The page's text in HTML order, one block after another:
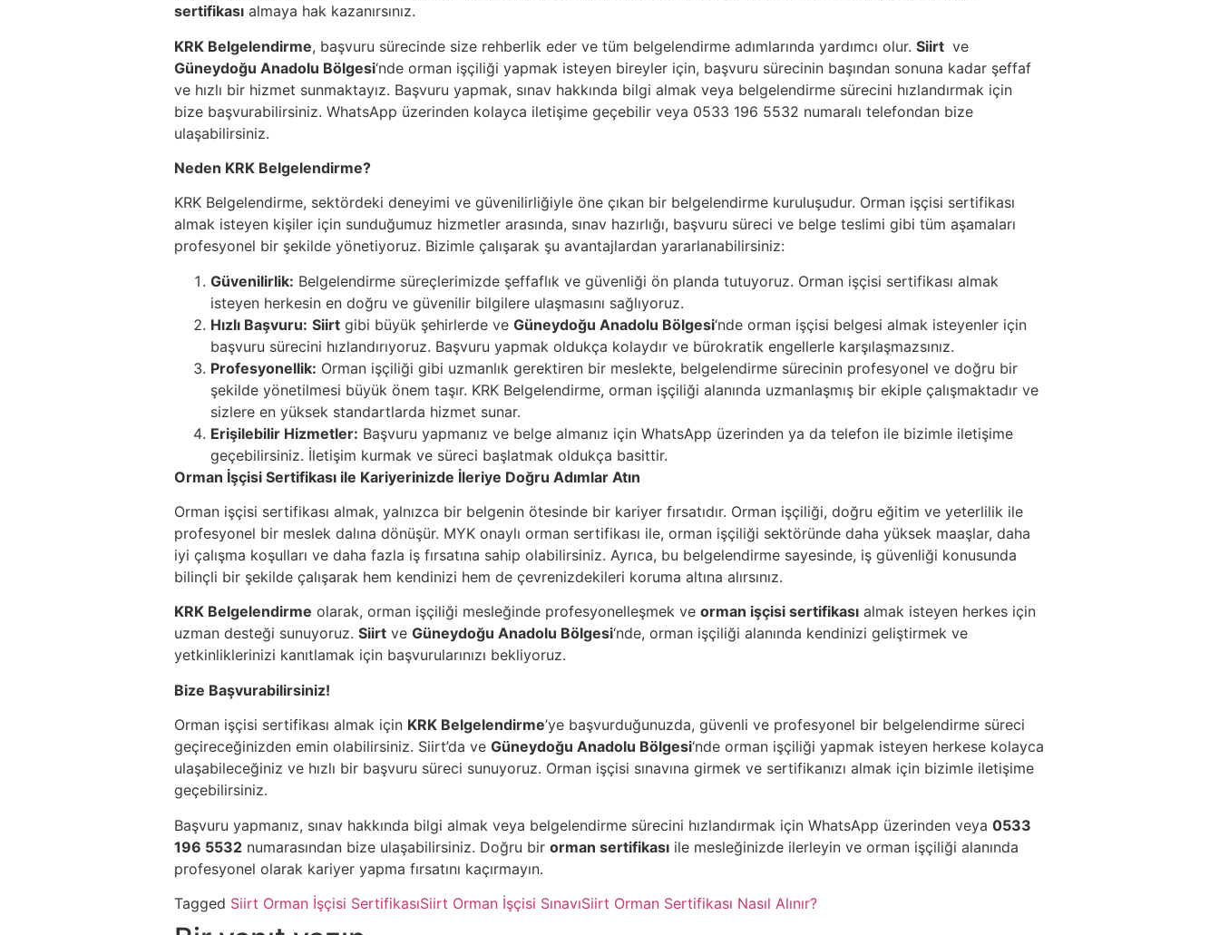
sertifikası almaya hak kazanırsınız.
KRK Belgelendirme, başvuru sürecinde size rehberlik eder ve tüm belgelendirme adımlarında yardımcı olur. Siirt ve
Güneydoğu Anadolu Bölgesi‘nde orman işçiliği yapmak isteyen bireyler için, başvuru sürecinin başından sonuna kadar şeffaf
ve hızlı bir hizmet sunmaktayız. Başvuru yapmak, sınav hakkında bilgi almak veya belgelendirme sürecini hızlandırmak için
bize başvurabilirsiniz. WhatsApp üzerinden kolayca iletişime geçebilir veya 0533 196 5532 numaralı telefondan bize
ulaşabilirsiniz.
Neden KRK Belgelendirme?
KRK Belgelendirme, sektördeki deneyimi ve güvenilirliğiyle öne çıkan bir belgelendirme kuruluşudur. Orman işçisi sertifikası
almak isteyen kişiler için sunduğumuz hizmetler arasında, sınav hazırlığı, başvuru süreci ve belge teslimi gibi tüm aşamaları
profesyonel bir şekilde yönetiyoruz. Bizimle çalışarak şu avantajlardan yararlanabilirsiniz:
Güvenilirlik: Belgelendirme süreçlerimizde şeffaflık ve güvenliği ön planda tutuyoruz. Orman işçisi sertifikası almak
isteyen herkesin en doğru ve güvenilir bilgilere ulaşmasını sağlıyoruz.
Hızlı Başvuru: Siirt gibi büyük şehirlerde ve Güneydoğu Anadolu Bölgesi‘nde orman işçisi belgesi almak isteyenler için
başvuru sürecini hızlandırıyoruz. Başvuru yapmak oldukça kolaydır ve bürokratik engellerle karşılaşmazsınız.
Profesyonellik: Orman işçiliği gibi uzmanlık gerektiren bir meslekte, belgelendirme sürecinin profesyonel ve doğru bir
şekilde yönetilmesi büyük önem taşır. KRK Belgelendirme, orman işçiliği alanında uzmanlaşmış bir ekiple çalışmaktadır ve
sizlere en yüksek standartlarda hizmet sunar.
Erişilebilir Hizmetler: Başvuru yapmanız ve belge almanız için WhatsApp üzerinden ya da telefon ile bizimle iletişime
geçebilirsiniz. İletişim kurmak ve süreci başlatmak oldukça basittir.
Orman İşçisi Sertifikası ile Kariyerinizde İleriye Doğru Adımlar Atın
Orman işçisi sertifikası almak, yalnızca bir belgenin ötesinde bir kariyer fırsatıdır. Orman işçiliği, doğru eğitim ve yeterlilik ile
profesyonel bir meslek dalına dönüşür. MYK onaylı orman sertifikası ile, orman işçiliği sektöründe daha yüksek maaşlar, daha
iyi çalışma koşulları ve daha fazla iş fırsatına sahip olabilirsiniz. Ayrıca, bu belgelendirme sayesinde, iş güvenliği konusunda
bilinçli bir şekilde çalışarak hem kendinizi hem de çevrenizdekileri koruma altına alırsınız.
KRK Belgelendirme olarak, orman işçiliği mesleğinde profesyonelleşmek ve orman işçisi sertifikası almak isteyen herkes için
uzman desteği sunuyoruz. Siirt ve Güneydoğu Anadolu Bölgesi‘nde, orman işçiliği alanında kendinizi geliştirmek ve
yetkinliklerinizi kanıtlamak için başvurularınızı bekliyoruz.
Bize Başvurabilirsiniz!
Orman işçisi sertifikası almak için KRK Belgelendirme’ye başvurduğunuzda, güvenli ve profesyonel bir belgelendirme süreci
geçireceğinizden emin olabilirsiniz. Siirt’da ve Güneydoğu Anadolu Bölgesi‘nde orman işçiliği yapmak isteyen herkese kolayca
ulaşabileceğiniz ve hızlı bir başvuru süreci sunuyoruz. Orman işçisi sınavına girmek ve sertifikanızı almak için bizimle iletişime
geçebilirsiniz.
Başvuru yapmanız, sınav hakkında bilgi almak veya belgelendirme sürecini hızlandırmak için WhatsApp üzerinden veya 0533
196 5532 numarasından bize ulaşabilirsiniz. Doğru bir orman sertifikası ile mesleğinizde ilerleyin ve orman işçiliği alanında
profesyonel olarak kariyer yapma fırsatını kaçırmayın.
Tagged Siirt Orman İşçisi SertifikasıSiirt Orman İşçisi SınavıSiirt Orman Sertifikası Nasıl Alınır?